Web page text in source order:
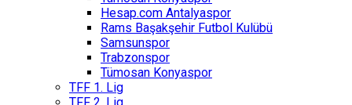
Hesap.com Antalyaspor
Rams Başakşehir Futbol Kulübü
Samsunspor
Trabzonspor
Tümosan Konyaspor
TFF 1. Lig